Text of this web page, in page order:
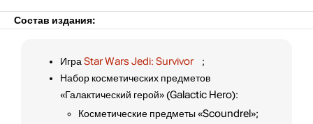
Состав издания:
Игра Star Wars Jedi: Survivor
;
Набор косметических предметов
«Галактический герой» (Galactic Hero):
Косметические предметы «Scoundrel»;